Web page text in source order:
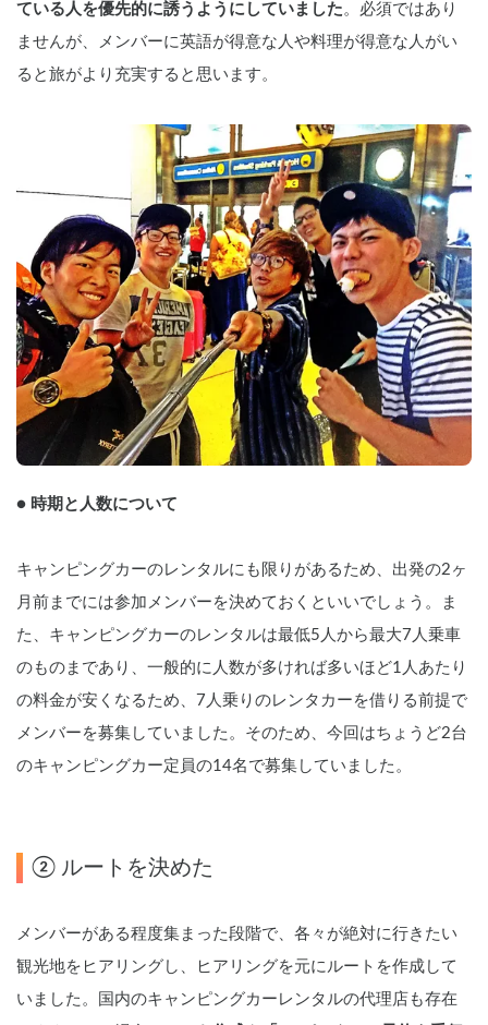
ている人を優先的に誘うようにしていました 。必須ではあり
ませんが、メンバーに英語が得意な人や料理が得意な人がい
ると旅がより充実すると思います。
● 時期と人数について
キャンピングカーのレンタルにも限りがあるため、出発の2ヶ
月前までには参加メンバーを決めておくといいでしょう。ま
た、キャンピングカーのレンタルは最低5人から最大7人乗車
のものまであり、一般的に人数が多ければ多いほど1人あたり
の料金が安くなるため、7人乗りのレンタカーを借りる前提で
メンバーを募集していました。そのため、今回はちょうど2台
のキャンピングカー定員の14名で募集していました。
② ルートを決めた
メンバーがある程度集まった段階で、各々が絶対に行きたい
観光地をヒアリングし、ヒアリングを元にルートを作成して
いました。国内のキャンピングカーレンタルの代理店も存在